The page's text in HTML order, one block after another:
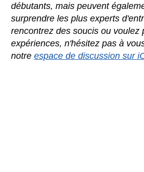
débutants, mais peuvent
surprendre les plus experts
rencontrez des soucis ou voulez
expériences, n'hésitez pas à
notreespace de discussion sur